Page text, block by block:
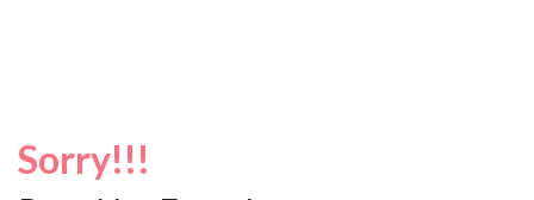
Sorry!!!